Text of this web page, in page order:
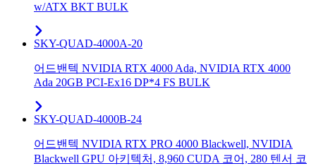
w/ATX BKT BULK
SKY-QUAD-4000A-20
어드밴텍 NVIDIA RTX 4000 Ada, NVIDIA RTX 4000
Ada 20GB PCI-Ex16 DP*4 FS BULK
SKY-QUAD-4000B-24
어드밴텍 NVIDIA RTX PRO 4000 Blackwell, NVIDIA
Blackwell GPU 아키텍처, 8,960 CUDA 코어, 280 텐서 코